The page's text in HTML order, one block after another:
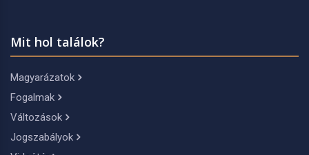
Mit hol találok?
Magyarázatok
Fogalmak
Változások
Jogszabályok